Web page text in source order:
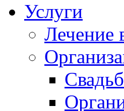
Услуги
Лечение